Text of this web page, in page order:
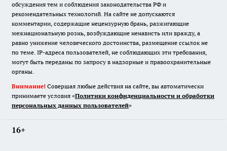
обсуждения тем и соблюдения законодательства РФ и
рекомендательных технологий. На сайте не допускаются
комментарии, содержащие нецензурную брань, разжигающие
межнациональную рознь, возбуждающие ненависть или вражду, а
равно унижение человеческого достоинства, размещение ссылок не
по теме. IP-адреса пользователей, не соблюдающих эти требования,
могут быть переданы по запросу в надзорные и правоохранительные
органы.
Внимание! Совершая любые действия на сайте, вы автоматически
принимаете условия «Политики конфиденциальности и обработки
персональных данных пользователей»
16+